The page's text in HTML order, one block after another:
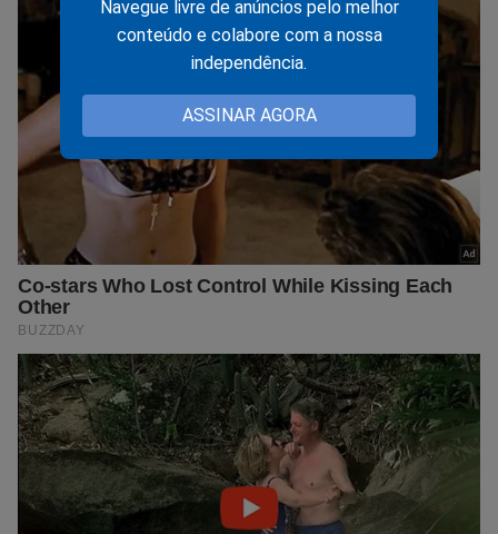
Navegue livre de anúncios pelo melhor
conteúdo e colabore com a nossa
independência.
ASSINAR AGORA